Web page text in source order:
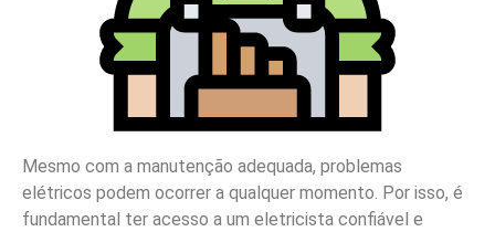
Mesmo com a manutenção adequada, problemas
elétricos podem ocorrer a qualquer momento. Por isso, é
fundamental ter acesso a um eletricista confiável e